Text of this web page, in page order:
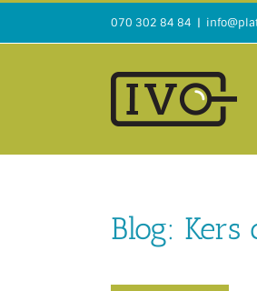
Ga
inhoud
070 302 84 84 |
Blog: